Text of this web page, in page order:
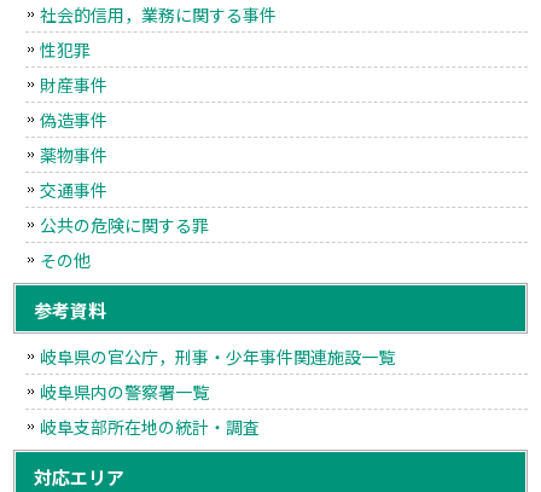
社会的信用，業務に関する事件
性犯罪
財産事件
偽造事件
薬物事件
交通事件
公共の危険に関する罪
その他
参考資料
岐阜県の官公庁，刑事・少年事件関連施設一覧
岐阜県内の警察署一覧
岐阜支部所在地の統計・調査
対応エリア